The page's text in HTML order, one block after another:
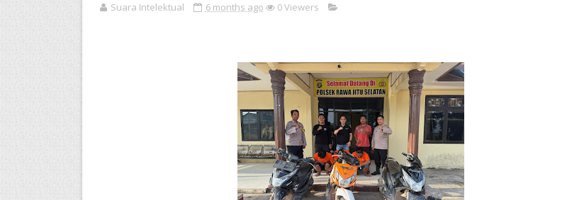
Suara Intelektual 6 months ago 0Viewers